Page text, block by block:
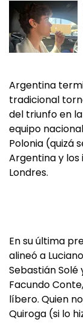
Argentina
tradicional
del triunfo en
equipo
Polonia (quizá
Argentina y
Londres.
En su última
alineó a
Sebastián Solé
Facundo
líbero. Quien
Quiroga (si lo